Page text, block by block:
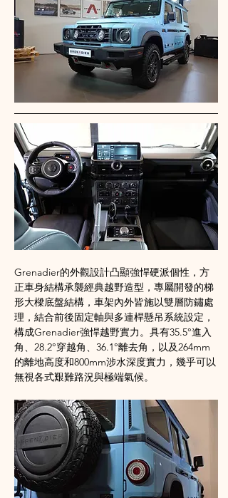
Grenadier的外觀設計凸顯強悍硬派個性，方
正車身結構承襲經典越野造型，專屬開發的梯
形大樑底盤結構，車架內外皆施以雙層防鏽處
理，結合前後固定軸與多連桿懸吊系統設定，
構成Grenadier強悍越野實力。具有35.5°進入
角、28.2°穿越角、36.1°離去角，以及264mm
的離地高度和800mm涉水深度實力，幾乎可以
無視各式艱難路況與極端氣候。